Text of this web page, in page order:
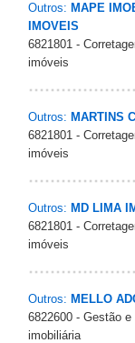
Outros: MAPE
IMOVEIS
6821801 -
imóveis
Outros: MARTINS
6821801 -
imóveis
Outros: MD LIMA
6821801 -
imóveis
Outros: MELLO
6822600 - Gestão
imobiliária